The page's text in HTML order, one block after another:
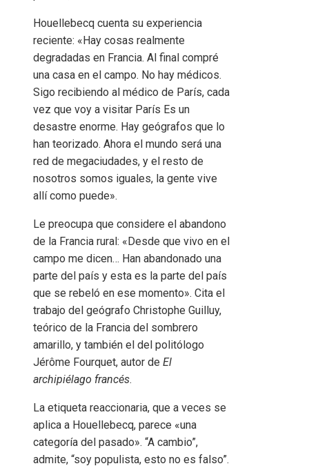
Houellebecq cuenta su experiencia
reciente: «Hay cosas realmente
degradadas en Francia. Al final compré
una casa en el campo. No hay médicos.
Sigo recibiendo al médico de París, cada
vez que voy a visitar París Es un
desastre enorme. Hay geógrafos que lo
han teorizado. Ahora el mundo será una
red de megaciudades, y el resto de
nosotros somos iguales, la gente vive
allí como puede».
Le preocupa que considere el abandono
de la Francia rural: «Desde que vivo en el
campo me dicen… Han abandonado una
parte del país y esta es la parte del país
que se rebeló en ese momento». Cita el
trabajo del geógrafo Christophe Guilluy,
teórico de la Francia del sombrero
amarillo, y también el del politólogo
Jérôme Fourquet, autor de El
archipiélago francés.
La etiqueta reaccionaria, que a veces se
aplica a Houellebecq, parece «una
categoría del pasado». “A cambio”,
admite, “soy populista, esto no es falso”.